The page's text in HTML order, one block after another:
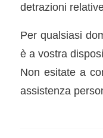
detrazioni
Per qualsiasi
è a vostra
Non esitate a
assistenza